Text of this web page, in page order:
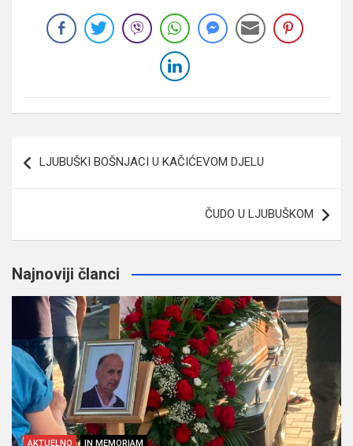
članaka
LJUBUŠKI BOŠNJACI U KAČIĆEVOM DJELU
ČUDO U LJUBUŠKOM
Najnoviji članci
AKTUELNO IN MEMORIAM